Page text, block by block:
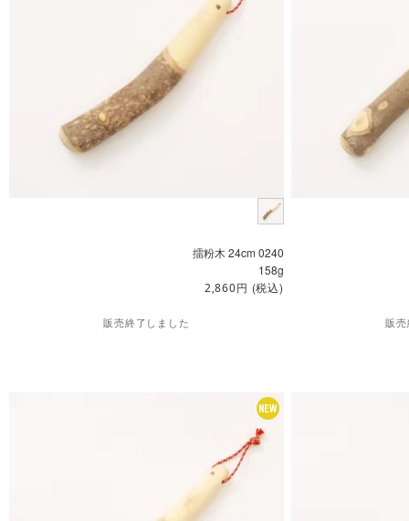
擂粉木 24cm 0240
158g
2,860円 (税込)
販売終了しました 販